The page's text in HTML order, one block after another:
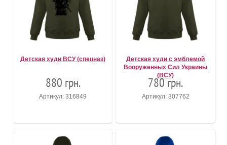
Детская худи ВСУ (спецназ)
880 грн.
Артикул: 316849
Детская худи с эмблемой
Вооруженных Сил Украины
(ВСУ)
780 грн.
Артикул: 307762